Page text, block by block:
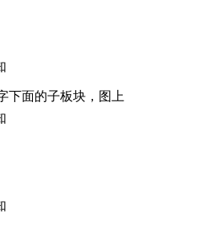
下面的子板块，图上